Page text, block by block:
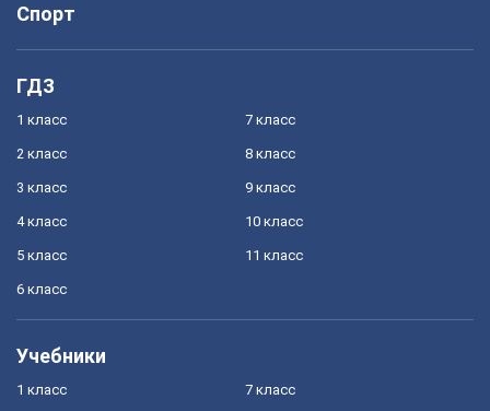
Спорт
ГДЗ
1 класс
2 класс
3 класс
4 класс
5 класс
6 класс
7 класс
8 класс
9 класс
10 класс
11 класс
Учебники
1 класс 7 класс